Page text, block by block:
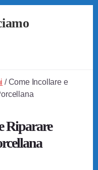
/Come Incollare e
Riparare